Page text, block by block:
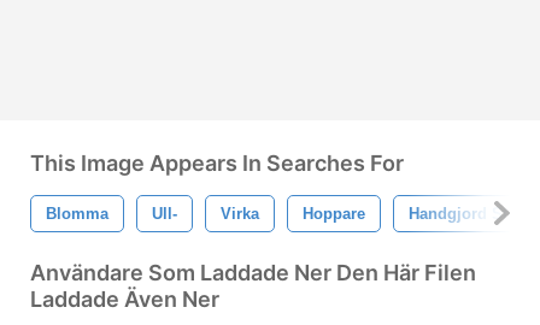
This Image Appears In Searches For
Blomma Ull- Virka Hoppare Handgjord
Användare Som Laddade Ner Den Här Filen
Laddade Även Ner